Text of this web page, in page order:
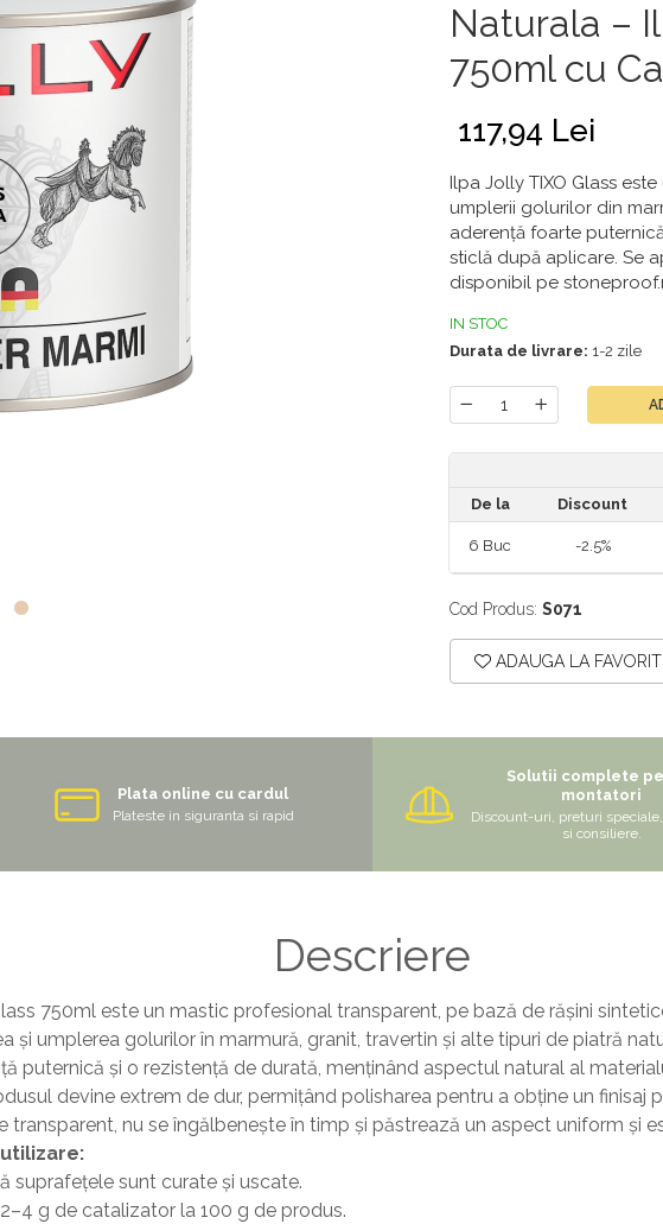
Naturala –
750ml cu
117,94 Lei
Ilpa Jolly TIXO Glass
umplerii golurilor din
aderență foarte
sticlă după aplicare. Se
disponibil pe
IN STOC
Durata de livrare: 1-2 zile
De la
Discount
6 Buc -2.5%
Cod Produs: S071
ADAUGA LA
Plata online cu cardul
Plateste in siguranta si rapid
Solutii complete
montatori
Discount-uri, preturi
si consiliere.
Descriere
750ml este un mastic profesional transparent, pe bază de rășini
și umplerea golurilor în marmură, granit, travertin și alte tipuri de piatră
puternică și o rezistență de durată, menținând aspectul natural al
devine extrem de dur, permițând polisharea pentru a obține un finisaj
transparent, nu se îngălbenește în timp și păstrează un aspect uniform și
suprafețele sunt curate și uscate.
g de catalizator la 100 g de produs.